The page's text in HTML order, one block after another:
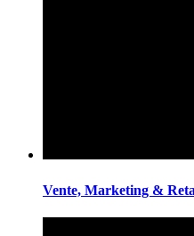
Vente, Marketing &